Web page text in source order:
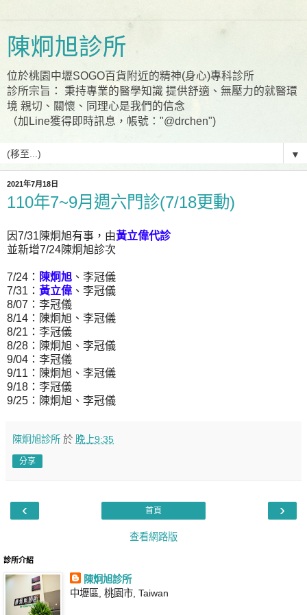
陳炯旭診所
位於桃園中壢SOGO百貨附近的精神(身心)專科診所
診所宗旨： 秉持專業的醫學知識 提供舒適、無壓力的就醫環
境 親切、關懷、同理心是我們的信念
（加Line獲得即時訊息，帳號："@drchen")
▼
2021年7月18日
110年7~9月週六門診(7/18更動)
因7/31陳炯旭有事，由黃立偉代診
並新增7/24陳炯旭診次
7/24： 陳炯旭 、李冠儀
7/31： 黃立偉 、李冠儀
8/07：李冠儀
8/14：陳炯旭、李冠儀
8/21：李冠儀
8/28：陳炯旭、李冠儀
9/04：李冠儀
9/11：陳炯旭、李冠儀
9/18：李冠儀
9/25：陳炯旭、李冠儀
陳炯旭診所 於 晚上9:35
分享
‹ ›
首頁
查看網路版
診所介紹
陳炯旭診所
中壢區, 桃園市, Taiwan